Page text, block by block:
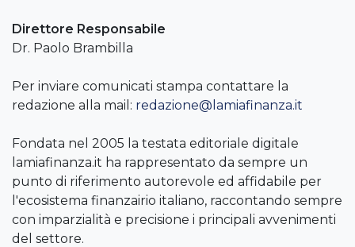
Direttore Responsabile
Dr. Paolo Brambilla
Per inviare comunicati stampa contattare la
redazione alla mail: redazione@lamiafinanza.it
Fondata nel 2005 la testata editoriale digitale
lamiafinanza.it ha rappresentato da sempre un
punto di riferimento autorevole ed affidabile per
l'ecosistema finanzairio italiano, raccontando sempre
con imparzialità e precisione i principali avvenimenti
del settore.